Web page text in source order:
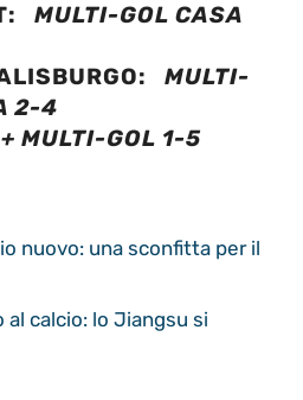
MULTI-GOL CASA
MULTI-
2-4
MULTI-GOL 1-5
nuovo: una sconfitta per il
al calcio: lo Jiangsu si